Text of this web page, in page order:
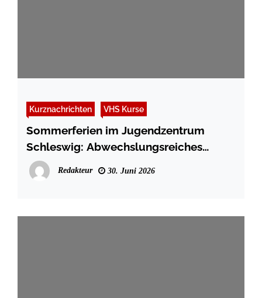
Kurznachrichten VHS Kurse
Sommerferien im Jugendzentrum
Schleswig: Abwechslungsreiches
Programm für Kinder und Jugendliche
Redakteur 30. Juni 2026